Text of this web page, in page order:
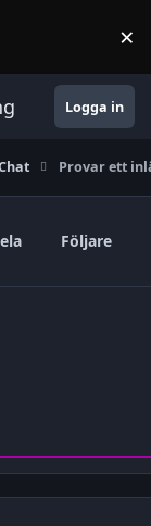
×
Logga in
Provar ett
Följare